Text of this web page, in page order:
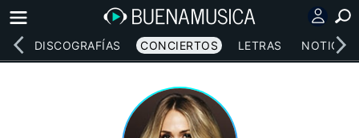
DISCOGRAFÍAS CONCIERTOS LETRAS NOTICIAS